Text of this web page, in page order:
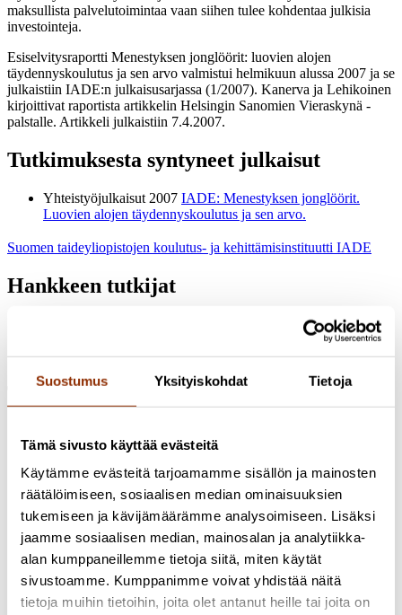
Suostumus Yksityiskohdat Tietoja
Tämä sivusto käyttää evästeitä
Käytämme evästeitä tarjoamamme sisällön ja mainosten
räätälöimiseen, sosiaalisen median ominaisuuksien
tukemiseen ja kävijämäärämme analysoimiseen. Lisäksi
jaamme sosiaalisen median, mainosalan ja analytiikka-
alan kumppaneillemme tietoja siitä, miten käytät
sivustoamme. Kumppanimme voivat yhdistää näitä
tietoja muihin tietoihin, joita olet antanut heille tai joita on
maksullista palvelutoimintaa vaan siihen tulee kohdentaa julkisia
investointeja.
Esiselvitysraportti Menestyksen jonglöörit: luovien alojen
täydennyskoulutus ja sen arvo valmistui helmikuun alussa 2007 ja se
julkaistiin IADE:n julkaisusarjassa (1/2007). Kanerva ja Lehikoinen
kirjoittivat raportista artikkelin Helsingin Sanomien Vieraskynä -
palstalle. Artikkeli julkaistiin 7.4.2007.
Tutkimuksesta syntyneet julkaisut
Yhteistyöjulkaisut 2007 IADE: Menestyksen jonglöörit.
Luovien alojen täydennyskoulutus ja sen arvo.
Suomen taideyliopistojen koulutus- ja kehittämisinstituutti IADE
Hankkeen tutkijat
+358 50 302 1414
anna.kanerva@cupore.fiProfiili
Tutustu myös näihin hankkeisiin
resurssit
Kulttuurituottajien osaamisesta ja
oppimisprosesseista
Vuonna 2026 Cupore toteuttaa selvityksen kulttuurituottajien
osaamisesta ja oppimisprosesseista. Selvitys pohjautuu
Arcada-ammattikorkeakoulun ruotsinkieliseen
kulttuurituotannon koulutukseen sekä tarpeeseen varmistaa
kulttuurialan osaamisen saatavuus myös tilanteessa, jossa